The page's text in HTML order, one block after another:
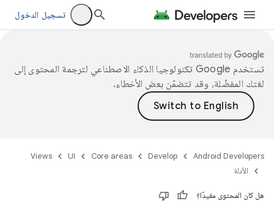
تسجيل الدخول
تستخدم Google تكنولوجيا الذكاء الاصطناعي لترجمة المحتوى إلى
لغتك المفضّلة، وقد تتضمّن بعض الأخطاء.
Android Developers
Develop
Core areas
UI
Views
الأدلة
هل كان المحتوى مفيدًا؟